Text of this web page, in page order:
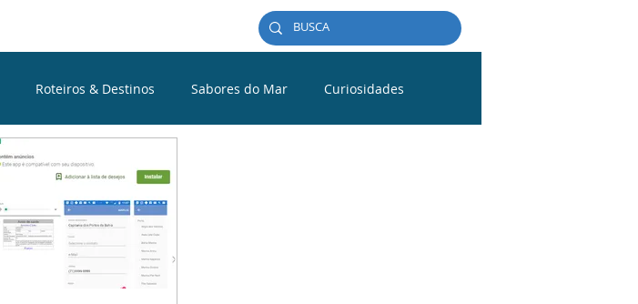
Roteiros & Destinos Sabores do Mar Curiosidades